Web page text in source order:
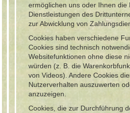
ermöglichen uns oder Ihnen die
Dienstleistungen des
zur Abwicklung von
Cookies haben verschiedene
Cookies sind technisch
Websitefunktionen ohne diese
würden (z. B. die
von Videos). Andere Cookies
Nutzerverhalten auszuwerten
anzuzeigen.
Cookies, die zur Durchführung